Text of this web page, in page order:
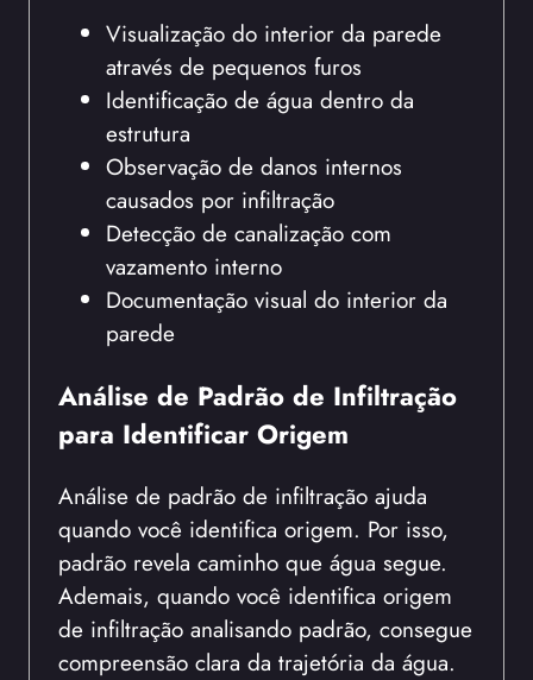
Visualização do interior da parede
através de pequenos furos
Identificação de água dentro da
estrutura
Observação de danos internos
causados por infiltração
Detecção de canalização com
vazamento interno
Documentação visual do interior da
parede
Análise de Padrão de Infiltração
para Identificar Origem
Análise de padrão de infiltração ajuda
quando você identifica origem. Por isso,
padrão revela caminho que água segue.
Ademais, quando você identifica origem
de infiltração analisando padrão, consegue
compreensão clara da trajetória da água.